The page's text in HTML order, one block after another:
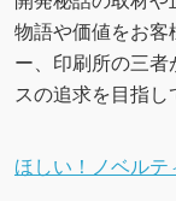
物語や価値をお客
ー、印刷所の三
スの追求を目指し
ほしい！ノベル